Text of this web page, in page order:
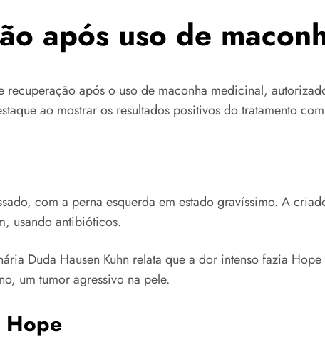
após uso de
após o uso de maconha medicinal,
ao mostrar os resultados positivos do tratamento
com a perna esquerda em estado gravíssimo. A
usando antibióticos.
Duda Hausen Kuhn relata que a dor intenso fazia
um tumor agressivo na pele.
Hope